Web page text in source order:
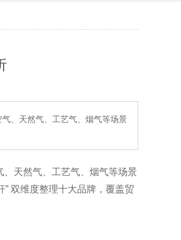
、天然气、工艺气、烟气等场景
、天然气、工艺气、烟气等场景
双维度整理十大品牌，覆盖贸